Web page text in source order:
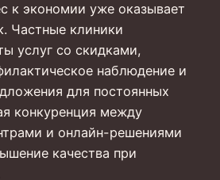
к экономии уже оказывает
Частные клиники
услуг со скидками,
наблюдение и
для постоянных
конкуренция между
и онлайн-решениями
качества при